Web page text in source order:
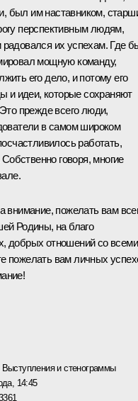
был им наставником,
перспективным людям,
их успехам. Где
мощную команду,
его дело, и потому его
и идеи, которые сохраняют
прежде всего люди,
в самом широком
работать,
говоря, многие
внимание, пожелать вам
Родины, на благо
добрых отношений со всеми
пожелать вам личных
Выступления и стенограммы
14:45